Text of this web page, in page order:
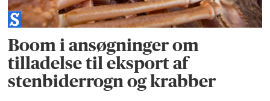
Boom i ansøgninger om
tilladelse til eksport af
stenbiderrogn og krabber